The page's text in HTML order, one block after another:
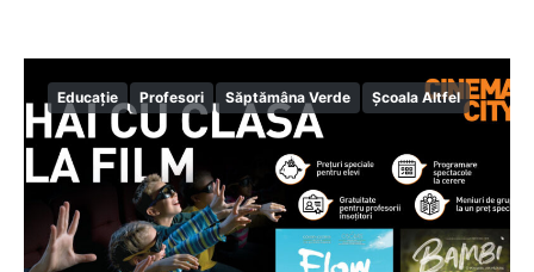
Educație Profesori Săptămâna Verde Școala Altfel